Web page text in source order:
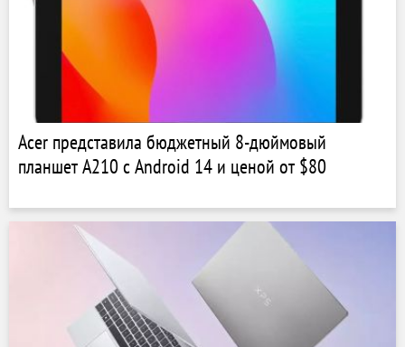
Acer представила бюджетный 8-дюймовый
планшет A210 с Android 14 и ценой от $80